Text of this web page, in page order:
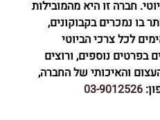
חברה זו היא מהמובילות
בו נמכרים בקבוקונים,
לכל צרכי הביוטי
בפרטים נוספים, ורוצים
והאיכותי של החברה,
03-9012526